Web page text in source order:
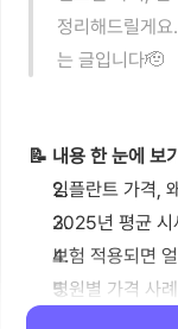
정리해드릴게
는 글입니다🫡
📝 내용 한 눈에 보기
임플란트 가격,
2025년 평균 시
보험 적용되면
병원별 가격 사